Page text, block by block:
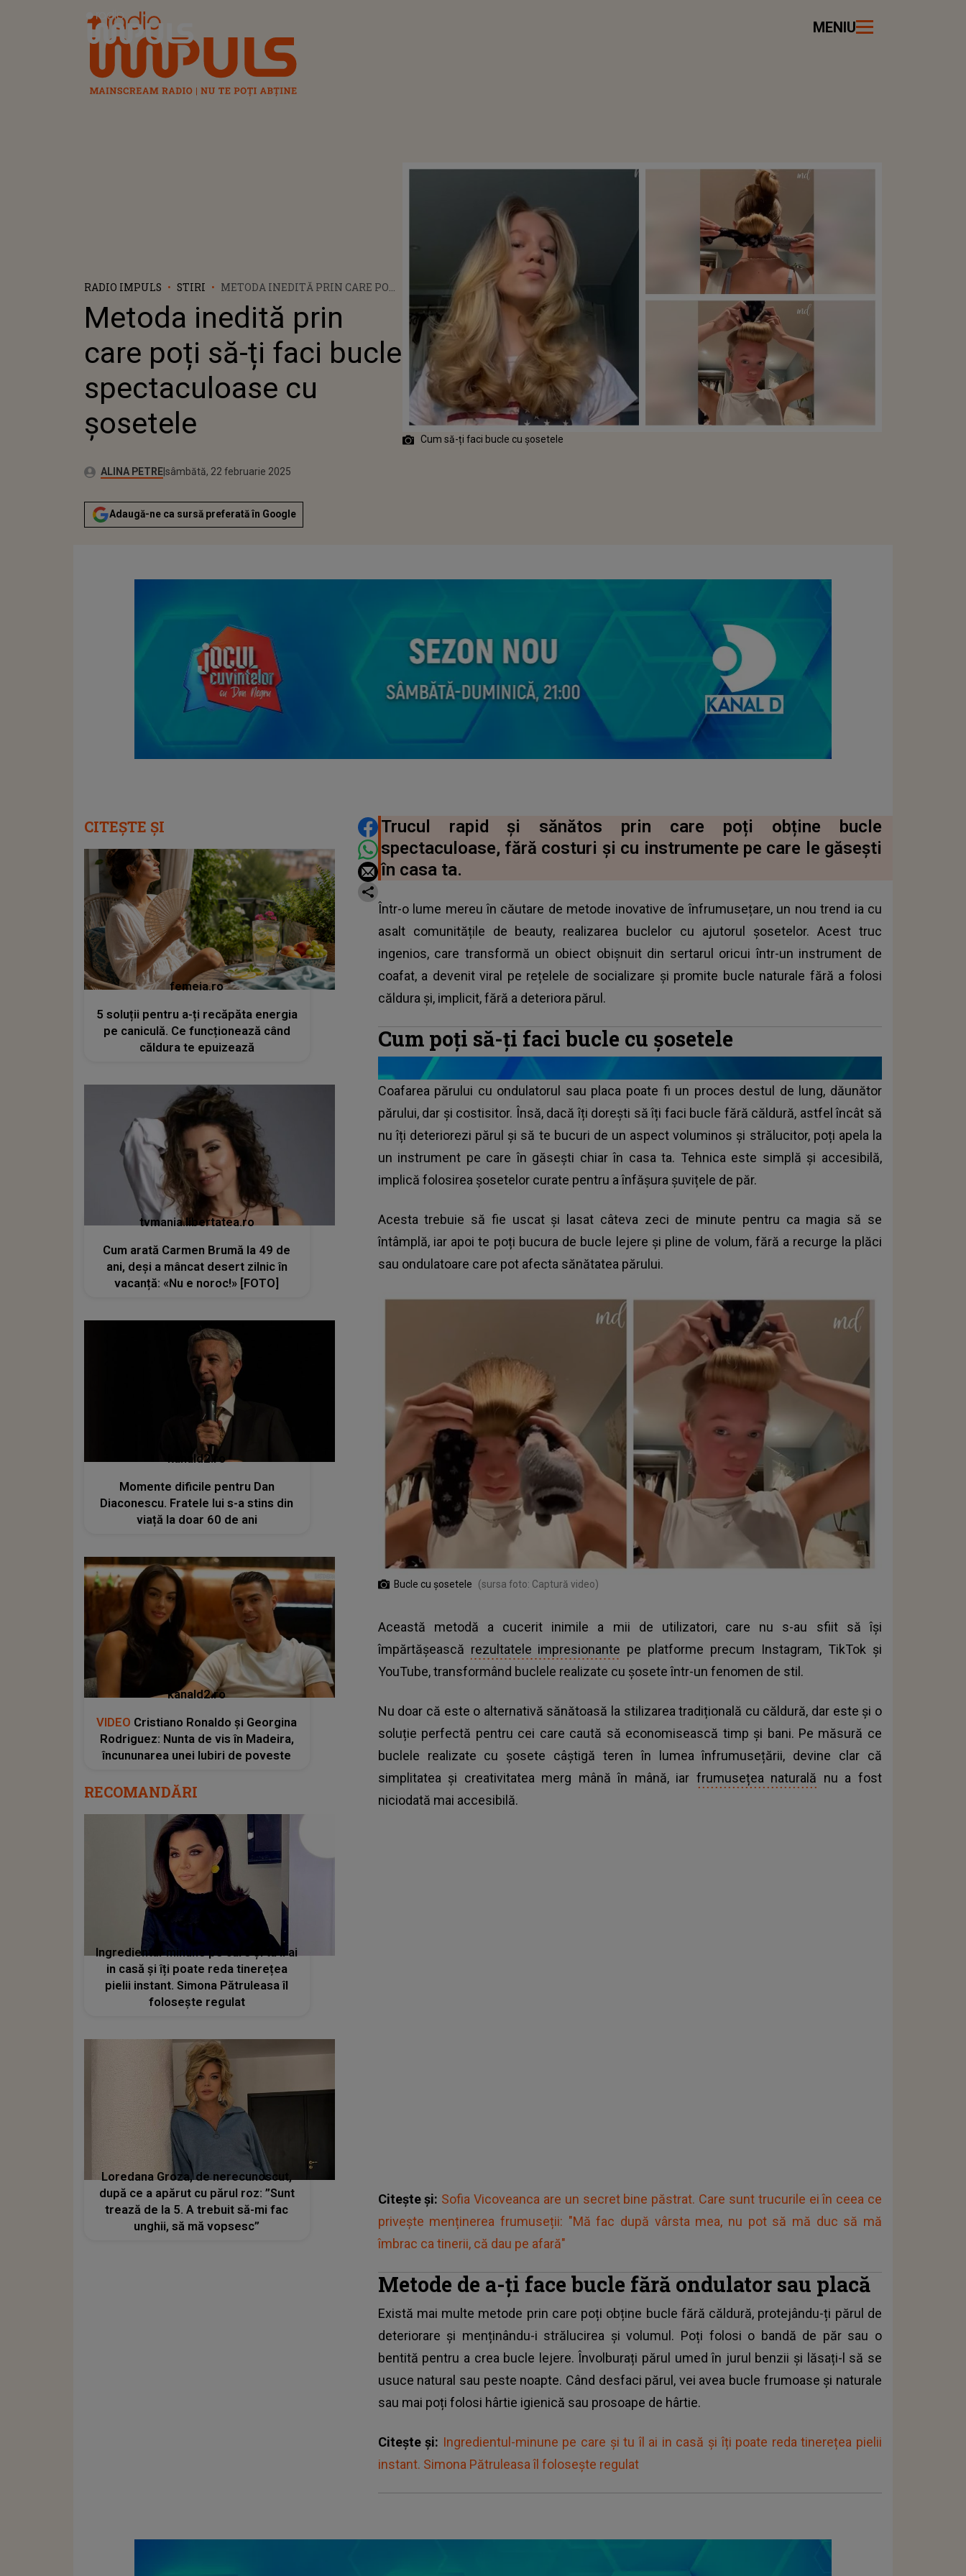
Radio Impuls MENIU
RADIO IMPULS STIRI
METODA INEDITĂ PRIN CARE POȚI
CU ȘOSETELE
Metoda inedită prin
care poți să-ți faci bucle
spectaculoase cu
șosetele
Autor:ALINA PETREPublicat:
joi, 22 februarie 2024
Actualizat:
sâmbătă, 22 februarie 2025
Adaugă-ne ca sursă preferată în Google
Cum să-ți faci bucle cu șosetele
DISTRIBUIE ARTICOLUL
Trucul rapid și sănătos prin care poți obține bucle
spectaculoase, fără costuri și cu instrumente pe care le găsești
în casa ta.
Într-o lume mereu în căutare de metode inovative de înfrumusețare, un nou trend ia cu
asalt comunitățile de beauty, realizarea buclelor cu ajutorul șosetelor. Acest truc
ingenios, care transformă un obiect obișnuit din sertarul oricui într-un instrument de
coafat, a devenit viral pe rețelele de socializare și promite bucle naturale fără a folosi
căldura și, implicit, fără a deteriora părul.
Cum poți să-ți faci bucle cu șosetele
Coafarea părului cu ondulatorul sau placa poate fi un proces destul de lung, dăunător
părului, dar și costisitor. Însă, dacă îți dorești să îți faci bucle fără căldură, astfel încât să
nu îți deteriorezi părul și să te bucuri de un aspect voluminos și strălucitor, poți apela la
un instrument pe care în găsești chiar în casa ta. Tehnica este simplă și accesibilă,
implică folosirea șosetelor curate pentru a înfășura șuvițele de păr.
Acesta trebuie să fie uscat și lasat câteva zeci de minute pentru ca magia să se
întâmplă, iar apoi te poți bucura de bucle lejere și pline de volum, fără a recurge la plăci
sau ondulatoare care pot afecta sănătatea părului.
Bucle cu șosetele (sursa foto: Captură video)
Această metodă a cucerit inimile a mii de utilizatori, care nu s-au sfiit să își
împărtășească rezultatele impresionante pe platforme precum Instagram, TikTok și
YouTube, transformând buclele realizate cu șosete într-un fenomen de stil.
Nu doar că este o alternativă sănătoasă la stilizarea tradițională cu căldură, dar este și o
soluție perfectă pentru cei care caută să economisească timp și bani. Pe măsură ce
buclele realizate cu șosete câștigă teren în lumea înfrumusețării, devine clar că
simplitatea și creativitatea merg mână în mână, iar frumusețea naturală nu a fost
niciodată mai accesibilă.
Citește și: Sofia Vicoveanca are un secret bine păstrat. Care sunt trucurile ei în ceea ce
privește menținerea frumuseții: "Mă fac după vârsta mea, nu pot să mă duc să mă
îmbrac ca tinerii, că dau pe afară"
Metode de a-ți face bucle fără ondulator sau placă
Există mai multe metode prin care poți obține bucle fără căldură, protejându-ți părul de
deteriorare și menținându-i strălucirea și volumul. Poți folosi o bandă de păr sau o
bentită pentru a crea bucle lejere. Învolburați părul umed în jurul benzii și lăsați-l să se
usuce natural sau peste noapte. Când desfaci părul, vei avea bucle frumoase și naturale
sau mai poți folosi hârtie igienică sau prosoape de hârtie.
Citește și: Ingredientul-minune pe care și tu îl ai in casă și îți poate reda tinerețea pielii
instant. Simona Pătruleasa îl folosește regulat
CITEȘTE ȘI
femeia.ro
5 soluții pentru a-ți recăpăta energia
pe caniculă. Ce funcționează când
căldura te epuizează
tvmania.libertatea.ro
Cum arată Carmen Brumă la 49 de
ani, deși a mâncat desert zilnic în
vacanță: «Nu e noroc!» [FOTO]
kanald2.ro
Momente dificile pentru Dan
Diaconescu. Fratele lui s-a stins din
viață la doar 60 de ani
kanald2.ro
VIDEO Cristiano Ronaldo și Georgina
Rodriguez: Nunta de vis în Madeira,
încununarea unei Iubiri de poveste
RECOMANDĂRI
Ingredientul-minune pe care și tu îl ai
in casă și îți poate reda tinerețea
pielii instant. Simona Pătruleasa îl
folosește regulat
Loredana Groza, de nerecunoscut,
după ce a apărut cu părul roz: ”Sunt
trează de la 5. A trebuit să-mi fac
unghii, să mă vopsesc”